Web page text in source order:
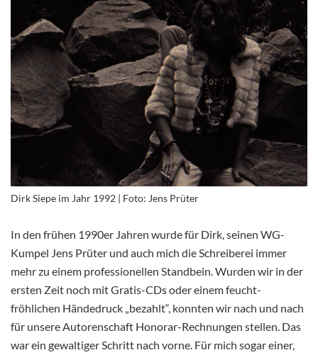
Dirk Siepe im Jahr 1992 | Foto: Jens Prüter
In den frühen 1990er Jahren wurde für Dirk, seinen WG-
Kumpel Jens Prüter und auch mich die Schreiberei immer
mehr zu einem professionellen Standbein. Wurden wir in der
ersten Zeit noch mit Gratis-CDs oder einem feucht-
fröhlichen Händedruck „bezahlt“, konnten wir nach und nach
für unsere Autorenschaft Honorar-Rechnungen stellen. Das
war ein gewaltiger Schritt nach vorne. Für mich sogar einer,